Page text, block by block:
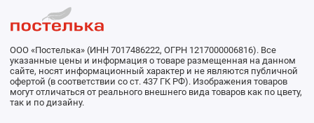
ООО «Постелька» (ИНН 7017486222, ОГРН 1217000006816). Все
указанные цены и информация о товаре размещенная на данном
сайте, носят информационный характер и не являются публичной
офертой (в соответствии со ст. 437 ГК РФ). Изображения товаров
могут отличаться от реального внешнего вида товаров как по цвету,
так и по дизайну.